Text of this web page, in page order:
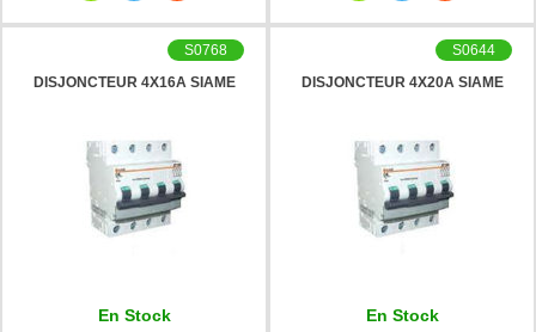
DISJONCTEUR 4X16A SIAME
S0768
En Stock
DISJONCTEUR 4X20A SIAME
S0644
En Stock